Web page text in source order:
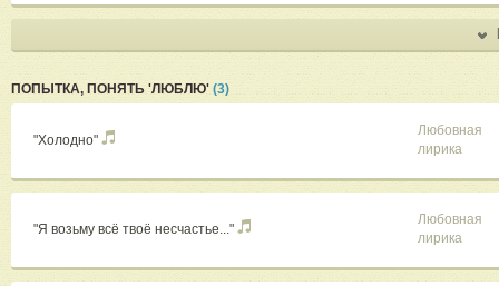
ПОПЫТКА, ПОНЯТЬ 'ЛЮБЛЮ' (3)
"Холодно"
Любовная
лирика
"Я возьму всё твоё несчастье..."
Любовная
лирика